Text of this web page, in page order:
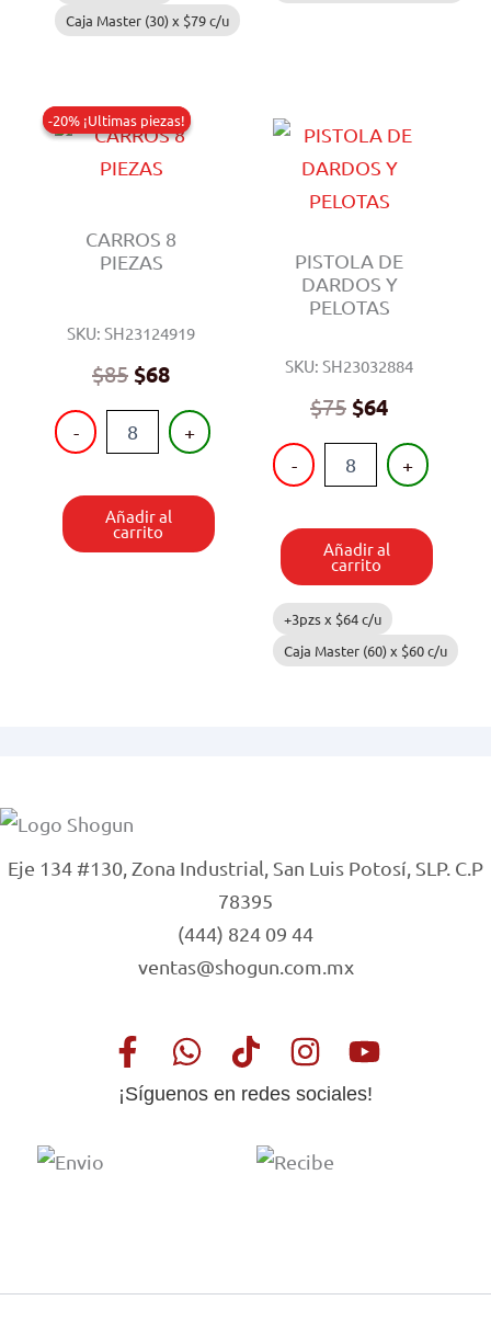
Caja Master (30) x $79c/u
-20% ¡Ultimas piezas!
CARROS 8
PIEZAS
SKU: SH23124919
$85 Original
was:
$85.
$68Current
is:
$68.
-
CARROS
8
+
Añadir al
carrito
-20% ¡Ultimas piezas!
PISTOLA DE
DARDOS Y
PELOTAS
SKU: SH23032884
$75 $64
-
PISTOLA
DE
PELOTAS
cantidad
+
Añadir al
carrito
+3pzs x $64c/u
Caja Master (60) x $60c/u
Eje 134 #130, Zona Industrial, San Luis Potosí, SLP. C.P
78395
(444) 824 09 44
ventas@shogun.com.mx
¡Síguenos en redes sociales!